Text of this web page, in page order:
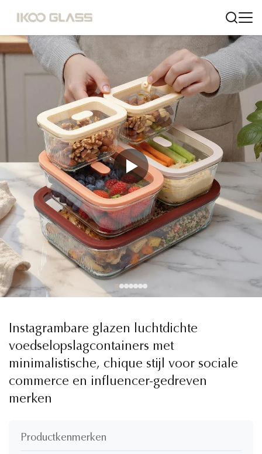
Instagrambare glazen luchtdichte
voedselopslagcontainers met
minimalistische, chique stijl voor sociale
commerce en influencer-gedreven
merken
Productkenmerken